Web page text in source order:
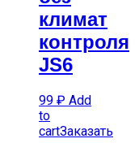
климат
контроля
JS6
99 ₽ Add
to
cartЗаказать